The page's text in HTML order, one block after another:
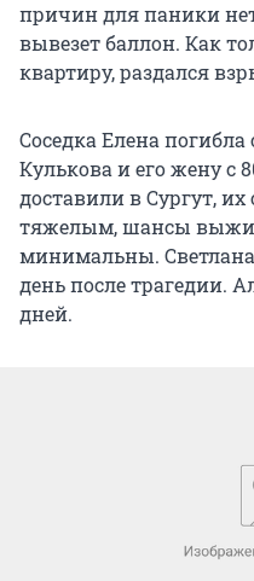
причин для паники
вывезет баллон. Как
квартиру, раздался
Соседка Елена погибла
Кулькова и его жену
доставили в Сургут,
тяжелым, шансы
минимальны.
день после трагедии.
дней.